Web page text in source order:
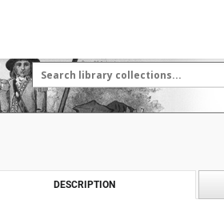
DESCRIPTION